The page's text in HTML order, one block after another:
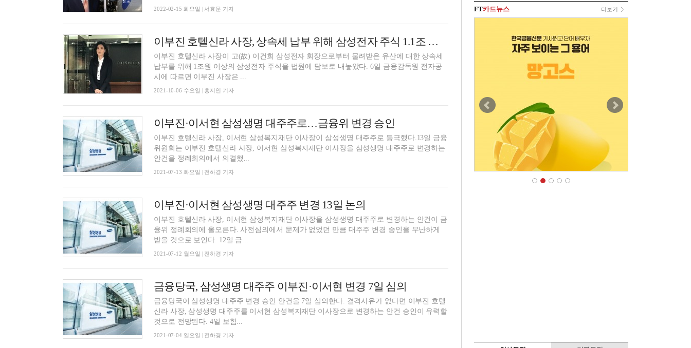
2022-02-15 화요일 | 서효문 기자
이부진 호텔신라 사장, 상속세 납부 위해 삼성전자 주식 1.1조 공탁
이부진 호텔신라 사장이 고(故) 이건희 삼성전자 회장으로부터 물려받은 유산에 대한 상속세
납부를 위해 1조원 이상의 삼성전자 주식을 법원에 담보로 내놓았다. 6일 금융감독원 전자공
시에 따르면 이부진 사장은 ...
2021-10-06 수요일 | 홍지인 기자
이부진·이서현 삼성생명 대주주로…금융위 변경 승인
이부진 호텔신라 사장, 이서현 삼성복지재단 이사장이 삼성생명 대주주로 등극했다.13일 금융
위원회는 이부진 호텔신라 사장, 이서현 삼성복지재단 이사장을 삼성생명 대주주로 변경하는
안건을 정례회의에서 의결했...
2021-07-13 화요일 | 전하경 기자
이부진·이서현 삼성생명 대주주 변경 13일 논의
이부진 호텔신라 사장, 이서현 삼성복지재단 이사장을 삼성생명 대주주로 변경하는 안건이 금
융위 정례회의에 올오른다. 사전심의에서 문제가 없었던 만큼 대주주 변경 승인을 무난하게
받을 것으로 보인다. 12일 금...
2021-07-12 월요일 | 전하경 기자
금융당국, 삼성생명 대주주 이부진·이서현 변경 7일 심의
금융당국이 삼성생명 대주주 변경 승인 안건을 7일 심의한다. 결격사유가 없다면 이부진 호텔
신라 사장, 삼성생명 대주주를 이서현 삼성복지재단 이사장으로 변경하는 안건 승인이 유력할
것으로 전망된다. 4일 보험...
2021-07-04 일요일 | 전하경 기자
FT카드뉴스 더보기